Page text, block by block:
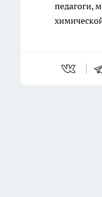
педагоги,